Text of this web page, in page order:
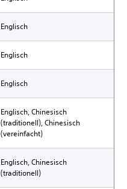
Englisch
Englisch
Englisch
Englisch, Chinesisch
(traditionell), Chinesisch
(vereinfacht)
Englisch, Chinesisch
(traditionell)